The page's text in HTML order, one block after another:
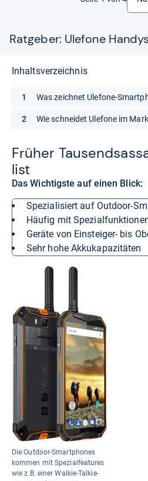
Ratgeber: Ulefone Handys
Frü­her
list
Das Wichtigste auf einen Blick:
spezialisiert auf Outdoor-
häufig mit
Geräte von Einsteiger- bis
sehr hohe Akkukapazitäten
Die Outdoor-Smartphones
kommen mit Spezialfeatures
wie z.B. einer Walkie-Talkie-
Inhaltsverzeichnis
Was zeichnet Ulefone-
Wie schneidet Ulefone im